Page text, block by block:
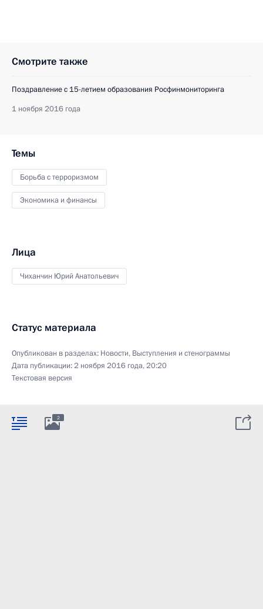
Смотрите также
Поздравление с 15-летием образования Росфинмониторинга
1 ноября 2016 года
Темы
Борьба с терроризмом
Экономика и финансы
Лица
Чиханчин Юрий Анатольевич
Статус материала
Опубликован в разделах: Новости, Выступления и стенограммы
Дата публикации:2 ноября 2016 года, 20:20
Текстовая версия
2